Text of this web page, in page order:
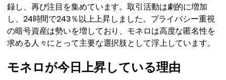
録し、再び注目を集めています。取引活動は劇的に増加
し、24時間で243％以上上昇しました。プライバシー重視
の暗号資産は勢いを増しており、モネロは高度な匿名性を
求める人々にとって主要な選択肢として浮上しています。
モネロが今日上昇している理由